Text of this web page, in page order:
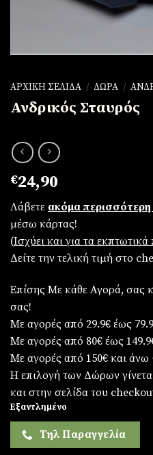
ΑΡΧΙΚΉ ΣΕΛΊΔΑ / ΔΏΡΑ /
Ανδρικός Σταυρός
€24,90
Λάβετε ακόμα
μέσω κάρτας!
(Iσχύει και για τα εκπτωτικά
Δείτε την τελική τιμή στο
Επίσης Με κάθε Αγορά, σας
σας!
Με αγορές από 29.9€ έως
Με αγορές από 80€ έως
Με αγορές από 150€ και άνω
Η επιλογή των Δώρων
και στην σελίδα του
Εξαντλημένο
Τηλ Παραγγελία